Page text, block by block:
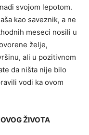
svojom lepotom.
kao saveznik, a ne
meseci nosili u
želje,
ali u pozitivnom
da ništa nije bilo
vodi ka ovom
ŽIVOTA